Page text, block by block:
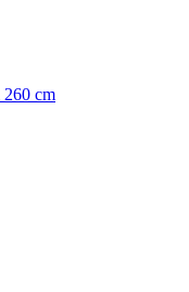
cm